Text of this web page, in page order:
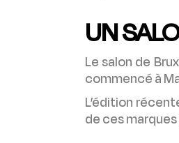
UN
Le salon de
commencé à
L’édition
de ces